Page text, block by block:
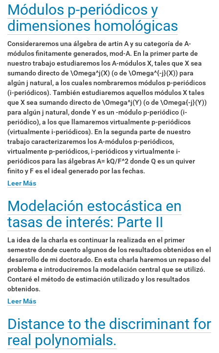
Módulos p-periódicos y
dimensiones homológicas
Consideraremos una álgebra de artin A y su categoría de A-
módulos finitamente generados, mod-A. En la primer parte de
nuestro trabajo estudiaremos los A-módulos X, tales que X sea
sumando directo de \Omega^j(X) (o de \Omega^{-j}(X)) para
algún j natural, a los cuales nombraremos módulos p-periódicos
(i-periódicos). También estudiaremos aquellos módulos X tales
que X sea sumando directo de \Omega^j(Y) (o de \Omega{-j}(Y))
para algún j natural, donde Y es un -módulo p-periódico (i-
periódico), a los que llamaremos virtualmente p-periódicos
(virtualmente i-periódicos). En la segunda parte de nuestro
trabajo caracterizaremos los A-módulos p-periódicos,
virtualmente p-periódicos, i-periódicos y virtualmente i-
periódicos para las álgebras A= kQ/F^2 donde Q es un quiver
finito y F es el ideal generado por las fechas.
Leer Más
Modelación estocástica en
tasas de interés: Parte II
La idea de la charla es continuar la realizada en el primer
semestre donde cuento algunos de los resultados obtenidos en el
desarrollo de mi doctorado. En esta charla haremos un repaso del
problema e introduciremos la modelación central que se utilizó.
Contaré el método de estimación utilizado y los resultados
obtenidos.
Leer Más
Distance to the discriminant for
real polynomials.